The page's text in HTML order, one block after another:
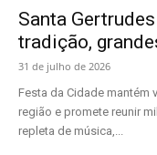
Santa
tradição,
31 de julho de 2026
Festa da Cidade mantém
região e promete reunir
repleta de música,...